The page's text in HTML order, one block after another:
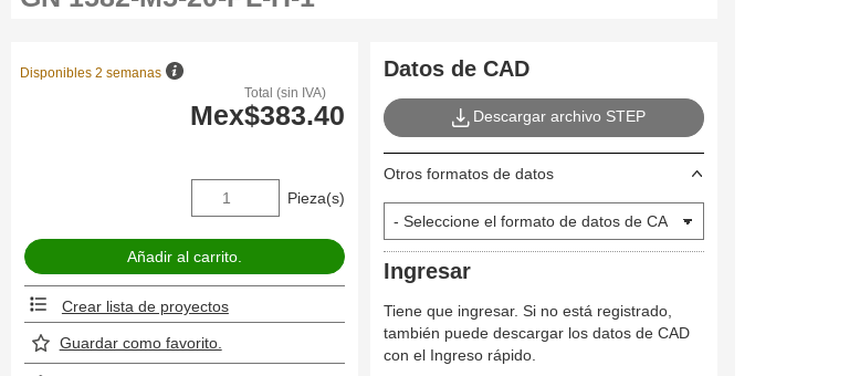
Total (sin IVA)
Mex$383.40
Disponibles 2 semanas
Pieza(s)
Crear lista de proyectos
Guardar como favorito.
Datos de CAD
Descargar archivo STEP
Otros formatos de datos
Ingresar
Tiene que ingresar. Si no está registrado,
también puede descargar los datos de CAD
con el Ingreso rápido.